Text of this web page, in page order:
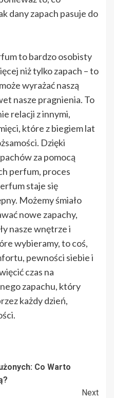
dany zapach pasuje do
to bardzo osobisty
niż tylko zapach – to
wyrażać naszą
nasze pragnienia. To
relacji z innymi,
które z biegiem lat
Dzięki
za pomocą
perfum, proces
staje się
Możemy śmiało
nowe zapachy,
nasze wnętrze i
wybieramy, to coś,
pewności siebie i
czas na
zapachu, który
każdy dzień,
Co Warto
Next